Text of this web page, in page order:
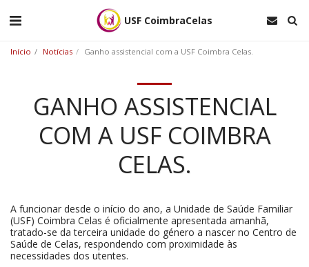
USF CoimbraCelas
Início Notícias Ganho assistencial com a USF Coimbra Celas.
GANHO ASSISTENCIAL
COM A USF COIMBRA
CELAS.
A funcionar desde o início do ano, a Unidade de Saúde Familiar
(USF) Coimbra Celas é oficialmente apresentada amanhã,
tratado-se da terceira unidade do género a nascer no Centro de
Saúde de Celas, respondendo com proximidade às
necessidades dos utentes.